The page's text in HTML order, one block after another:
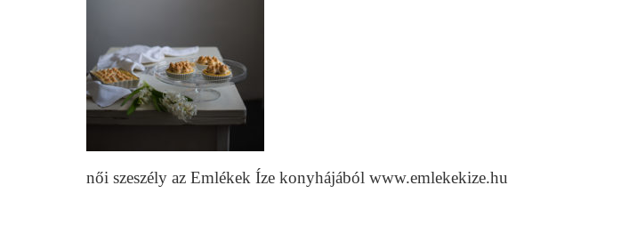
női szeszély az Emlékek Íze konyhájából www.emlekekize.hu